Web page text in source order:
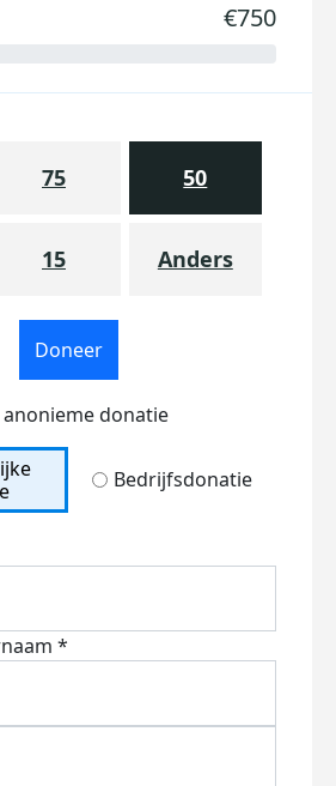
€750
75 50
15 Anders
Doneer
donatie
Bedrijfsdonatie
*